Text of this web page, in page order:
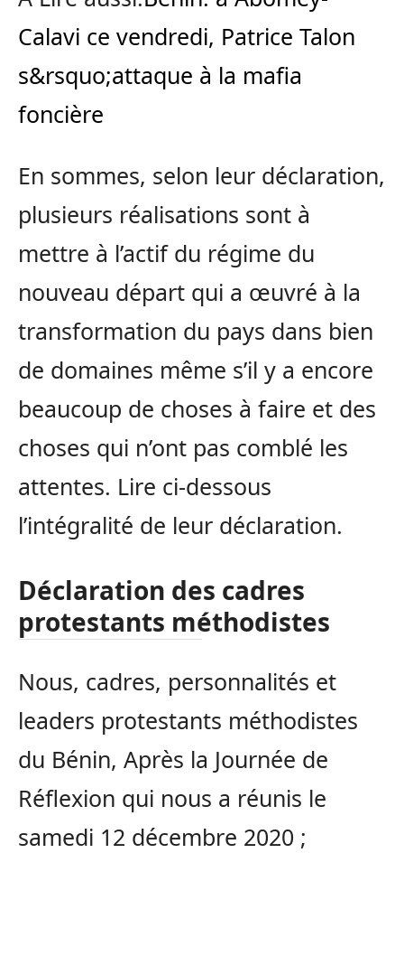
Calavi ce vendredi, Patrice Talon
s&rsquo;attaque à la mafia
foncière
En sommes, selon leur déclaration,
plusieurs réalisations sont à
mettre à l’actif du régime du
nouveau départ qui a œuvré à la
transformation du pays dans bien
de domaines même s’il y a encore
beaucoup de choses à faire et des
choses qui n’ont pas comblé les
attentes. Lire ci-dessous
l’intégralité de leur déclaration.
Déclaration des cadres
protestants méthodistes
Nous, cadres, personnalités et
leaders protestants méthodistes
du Bénin, Après la Journée de
Réflexion qui nous a réunis le
samedi 12 décembre 2020 ;